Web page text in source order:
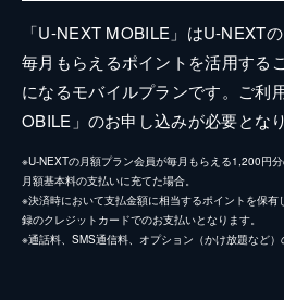
「U-NEXT MOBILE」はU-NEXT
毎月もらえるポイントを活用する
になるモバイルプランです。ご利
OBILE」のお申し込みが必要となり
※U-NEXTの月額プラン会員が毎月もらえる1,200円
月額基本料の支払いに充てた場合。
※決済時において支払金額に相当するポイントを保
録のクレジットカードでのお支払いとなります。
※通話料、SMS通信料、オプション（かけ放題など）